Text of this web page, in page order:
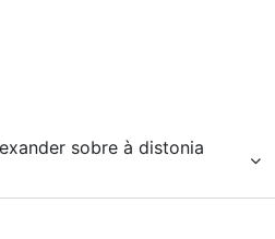
sobre à distonia